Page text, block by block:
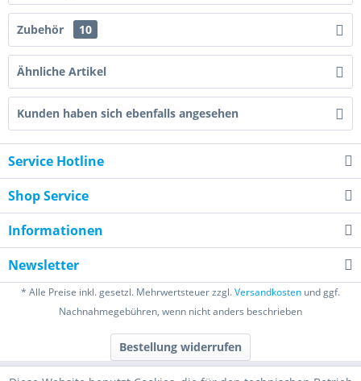
Zubehör 10
Ähnliche Artikel
Kunden haben sich ebenfalls angesehen
Service Hotline
Shop Service
Informationen
Newsletter
* Alle Preise inkl. gesetzl. Mehrwertsteuer zzgl.Versandkosten und ggf.
Nachnahmegebühren, wenn nicht anders beschrieben
Bestellung widerrufen